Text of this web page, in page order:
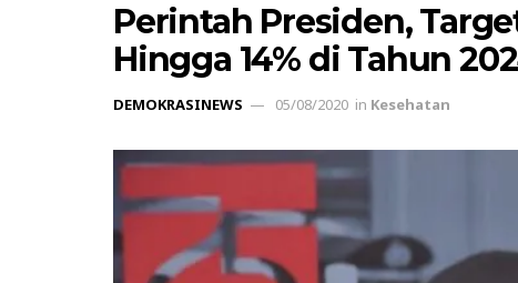
Perintah Presiden,
Hingga 14% di Tahun
DEMOKRASINEWS 05/08/2020 in Kesehatan